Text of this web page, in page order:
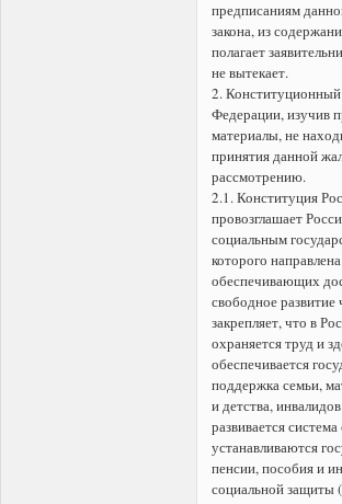
предписаниям
закона, из
полагает
не вытекает.
2.
Федерации, изучив
материалы, не
принятия данной
рассмотрению.
2.1. Конституция
провозглашает
социальным
которого
обеспечивающих
свободное развитие
закрепляет, что в
охраняется труд и
обеспечивается
поддержка семьи,
и детства,
развивается
устанавливаются
пенсии, пособия и
социальной защиты